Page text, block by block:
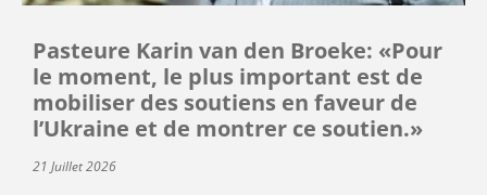
Pasteure Karin van den Broeke: «Pour
le moment, le plus important est de
mobiliser des soutiens en faveur de
l’Ukraine et de montrer ce soutien.»
21 Juillet 2026